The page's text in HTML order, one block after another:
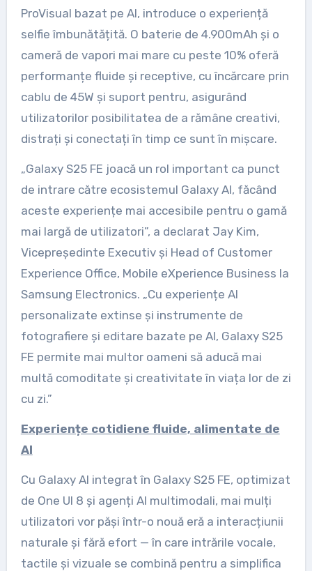
ProVisual bazat pe AI, introduce o experiență
selfie îmbunătățită. O baterie de 4.900mAh și o
cameră de vapori mai mare cu peste 10% oferă
performanțe fluide și receptive, cu încărcare prin
cablu de 45W și suport pentru, asigurând
utilizatorilor posibilitatea de a rămâne creativi,
distrați și conectați în timp ce sunt în mișcare.
„Galaxy S25 FE joacă un rol important ca punct
de intrare către ecosistemul Galaxy AI, făcând
aceste experiențe mai accesibile pentru o gamă
mai largă de utilizatori”, a declarat Jay Kim,
Vicepreședinte Executiv și Head of Customer
Experience Office, Mobile eXperience Business la
Samsung Electronics. „Cu experiențe AI
personalizate extinse și instrumente de
fotografiere și editare bazate pe AI, Galaxy S25
FE permite mai multor oameni să aducă mai
multă comoditate și creativitate în viața lor de zi
cu zi.”
Experiențe cotidiene fluide, alimentate de
AI
Cu Galaxy AI integrat în Galaxy S25 FE, optimizat
de One UI 8 și agenți AI multimodali, mai mulți
utilizatori vor păși într-o nouă eră a interacțiunii
naturale și fără efort — în care intrările vocale,
tactile și vizuale se combină pentru a simplifica